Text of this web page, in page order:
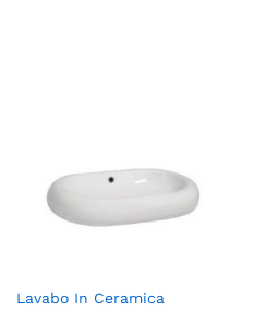
Lavabo In Ceramica